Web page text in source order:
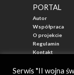
PORTAL
Autor
Współpraca
O projekcie
Regulamin
Kontakt
Serwis "II wojna